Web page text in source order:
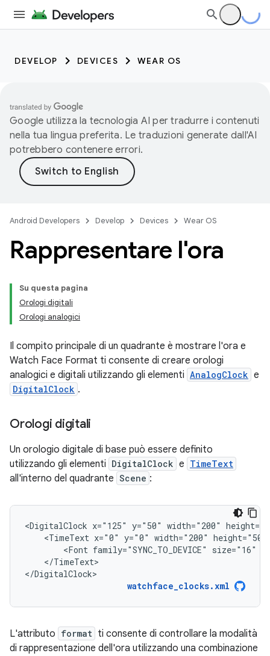
DEVELOP DEVICES WEAR OS
Google utilizza la tecnologia AI per tradurre i contenuti
nella tua lingua preferita. Le traduzioni generate dall'AI
potrebbero contenere errori.
Android Developers Develop Devices Wear OS
Rappresentare l'ora
Su questa pagina
Orologi digitali
Orologi analogici
Il compito principale di un quadrante è mostrare l'ora e
Watch Face Format ti consente di creare orologi
analogici e digitali utilizzando gli elementi AnalogClock e
DigitalClock .
Orologi digitali
Un orologio digitale di base può essere definito
utilizzando gli elementi DigitalClock e TimeText
all'interno del quadrante Scene :
<DigitalClock x="125" y="50" width="200"
<TimeText x="0" y="0" width="200" height="50"
<Font family="SYNC_TO_DEVICE"
size="16"
</TimeText>
</DigitalClock>
watchface_clocks.xml
L'attributo format ti consente di controllare la modalità
di rappresentazione dell'ora utilizzando una combinazione